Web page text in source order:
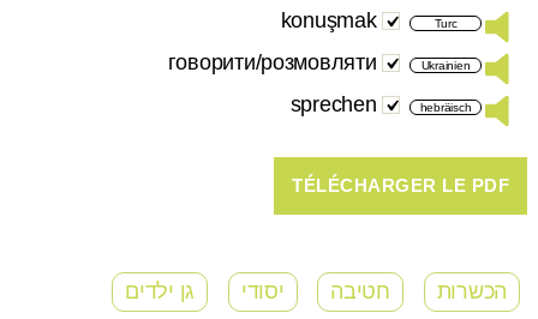
Turc
konuşmak
Ukrainien
говорити/розмовляти
hebräisch
sprechen
הכשרות חטיבה יסודי גן ילדים